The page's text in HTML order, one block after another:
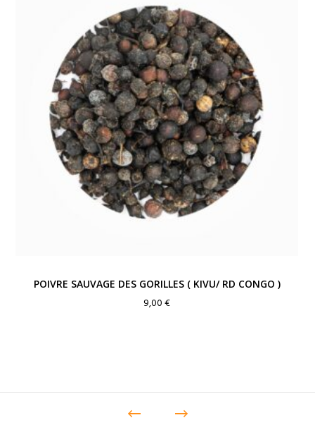
POIVRE SAUVAGE DES GORILLES ( KIVU/ RD CONGO )
9,00€